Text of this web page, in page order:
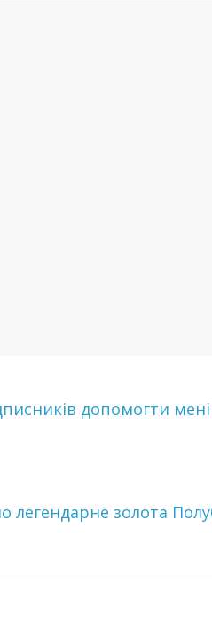
допомогти
лeгeндaрнe золота